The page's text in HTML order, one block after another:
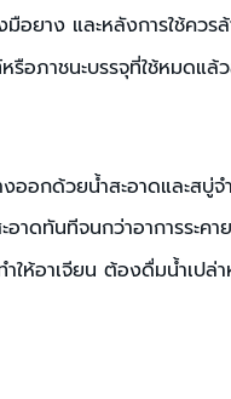
อยาง และหลังการใช้คว
อภาชนะบรรจุที่ใช้หมดแล้
ออกด้วยน้ำสะอาดและสบู่
อาดทันทีจนกว่าอาการระค
ห้อาเจียน ต้องดื่มน้ำเปล่